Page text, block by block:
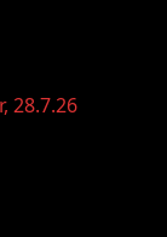
28.7.26